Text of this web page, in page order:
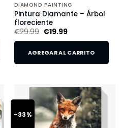
DIAMOND PAINTING
Pintura Diamante – Árbol
floreciente
€29.99 €19.99
AGREGAR AL CARRITO
-33%